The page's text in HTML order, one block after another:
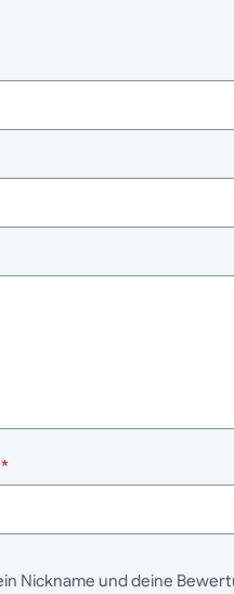
*
Nickname und deine